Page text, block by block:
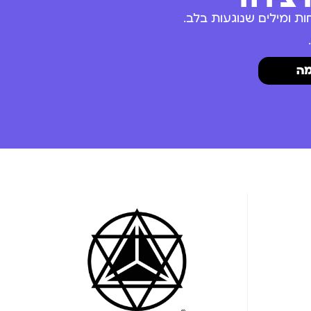
ומילים שנוגעות בלב.